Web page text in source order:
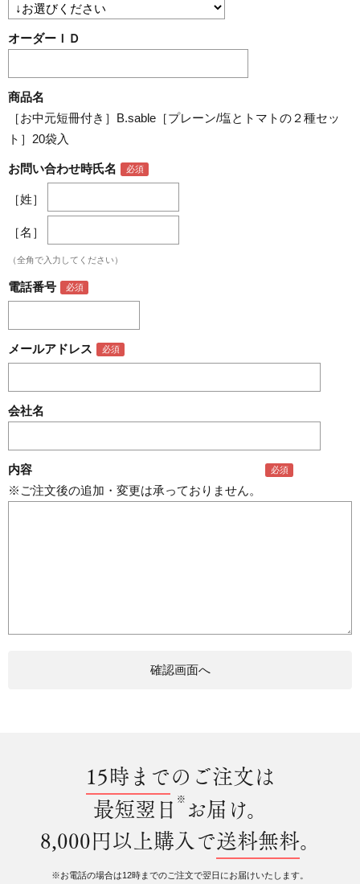
オーダーＩＤ
商品名
［お中元短冊付き］B.sable［プレーン/塩とトマトの２種セッ
ト］20袋入
お問い合わせ時氏名
［姓］
［名］
（全角で入力してください）
電話番号
メールアドレス
会社名
内容
※ご注文後の追加・変更は承っておりません。
15時までのご注文は
最短翌日 ※ お届け。
8,000円以上購入で送料無料。
※お電話の場合は12時までのご注文で翌日にお届けいたします。